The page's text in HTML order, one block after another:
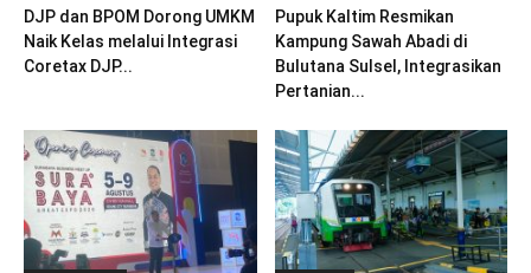
DJP dan BPOM Dorong UMKM
Naik Kelas melalui Integrasi
Coretax DJP...
Pupuk Kaltim Resmikan
Kampung Sawah Abadi di
Bulutana Sulsel, Integrasikan
Pertanian...